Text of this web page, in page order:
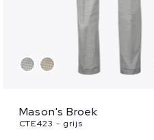
Mason's Broek
CTE423 - grijs